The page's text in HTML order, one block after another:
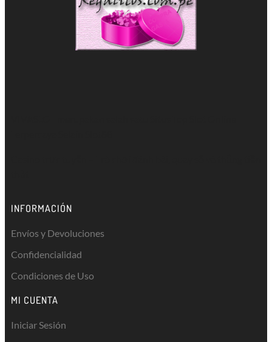
INFORMACIÓN
Envíos y Devoluciones
Confidencialidad
Condiciones de Uso
MI CUENTA
Iniciar Sesión